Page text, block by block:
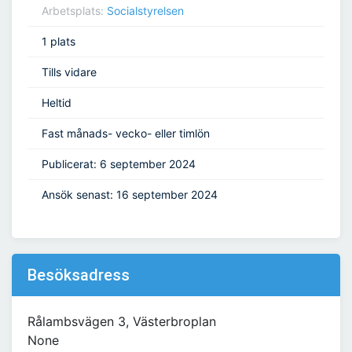
Arbetsplats: Socialstyrelsen
1 plats
Tills vidare
Heltid
Fast månads- vecko- eller timlön
Publicerat: 6 september 2024
Ansök senast: 16 september 2024
Besöksadress
Rålambsvägen 3, Västerbroplan
None